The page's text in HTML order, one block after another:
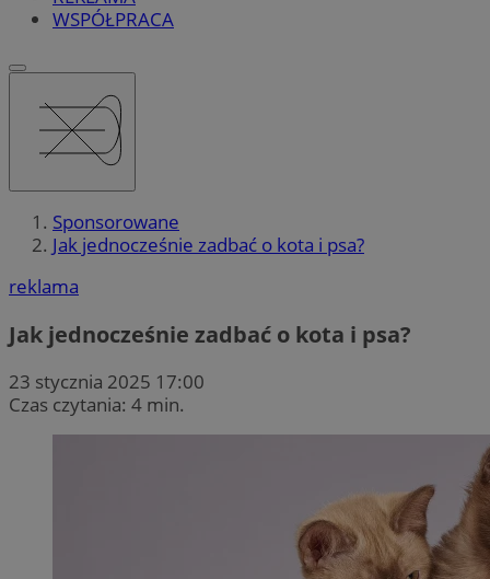
WSPÓŁPRACA
Sponsorowane
Jak jednocześnie zadbać o kota i psa?
reklama
Jak jednocześnie zadbać o kota i psa?
23 stycznia 2025 17:00
Czas czytania: 4 min.